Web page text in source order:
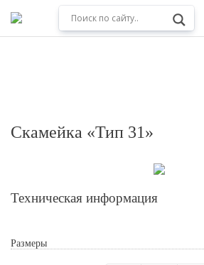
Скамейка «Тип 31»
Техническая информация
Размеры